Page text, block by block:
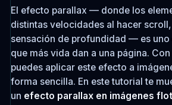
CARGANDO VIDEO…
El efecto parallax — donde los
distintas velocidades al hacer
sensación de profundidad — es uno
que más vida dan a una página.
puedes aplicar este efecto a
forma sencilla. En este tutorial te
un efecto parallax en imágenes